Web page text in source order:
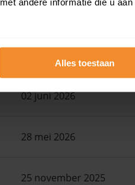
Alles toestaan
02 juni 2026
28 mei 2026
25 november 2025